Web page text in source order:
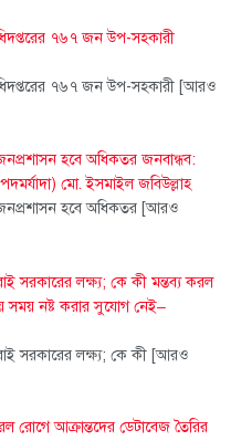
৭৬৭ জন উপ-সহকারী
৭৬৭ জন উপ-সহকারী [আরও
জনপ্রশাসন হবে অধিকতর জনবান্ধব:
মো. ইসমাইল জবিউল্লাহ
জনপ্রশাসন হবে অধিকতর [আরও
সরকারের লক্ষ্য; কে কী মন্তব্য করল
সময় নষ্ট করার সুযোগ নেই–
সরকারের লক্ষ্য; কে কী [আরও
রোগে আক্রান্তদের ডেটাবেজ তৈরির